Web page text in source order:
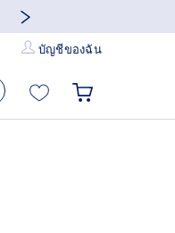
บัญชีของฉัน